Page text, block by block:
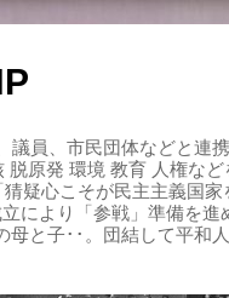
員、市民団体などと連
原発 環境 教育 人権な
疑心こそが民主主義国
により「参戦」準備を
と子･･。団結して平和